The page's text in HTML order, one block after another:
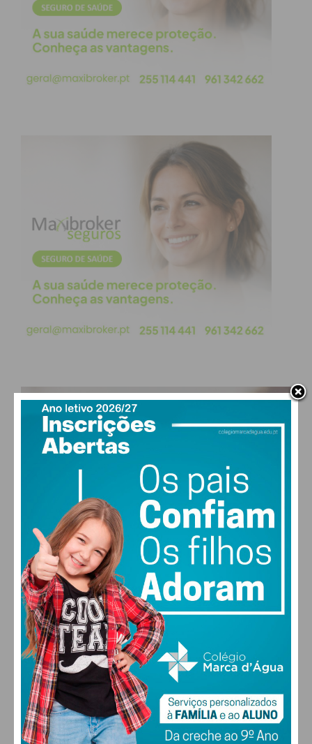
PAÇOS DE FERREIRA
18°
clear sky
MAX 18 • MIN 18
29°
SEX
30
SÁB
27 °
DOM
29 °
SEG
FARMACIAS DE SERVIÇO EM PAÇOS DE
FERREIRA